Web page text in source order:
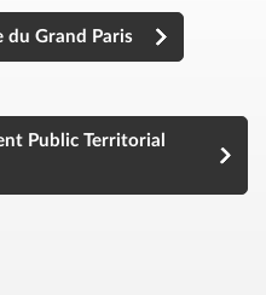
Grand Paris
Public Territorial